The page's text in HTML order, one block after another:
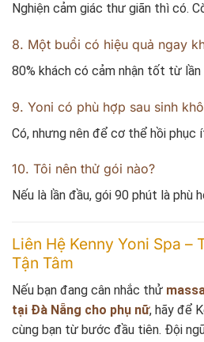
Nghiện cảm giác thư giãn thì có.
8. Một buổi có hiệu quả ngay
80% khách có cảm nhận tốt từ lần
9. Yoni có phù hợp sau sinh
Có, nhưng nên để cơ thể hồi phục
10. Tôi nên thử gói nào?
Nếu là lần đầu, gói 90 phút là phù
Liên Hệ Kenny Yoni Spa –
Tận Tâm
Nếu bạn đang cân nhắc thử
tại Đà Nẵng cho phụ nữ, hãy để
cùng bạn từ bước đầu tiên. Đội